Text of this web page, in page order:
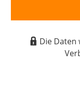
Die Daten